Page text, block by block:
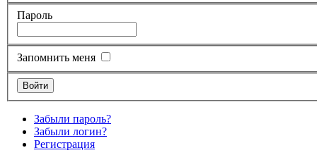
Пароль
Запомнить меня
Забыли пароль?
Забыли логин?
Регистрация